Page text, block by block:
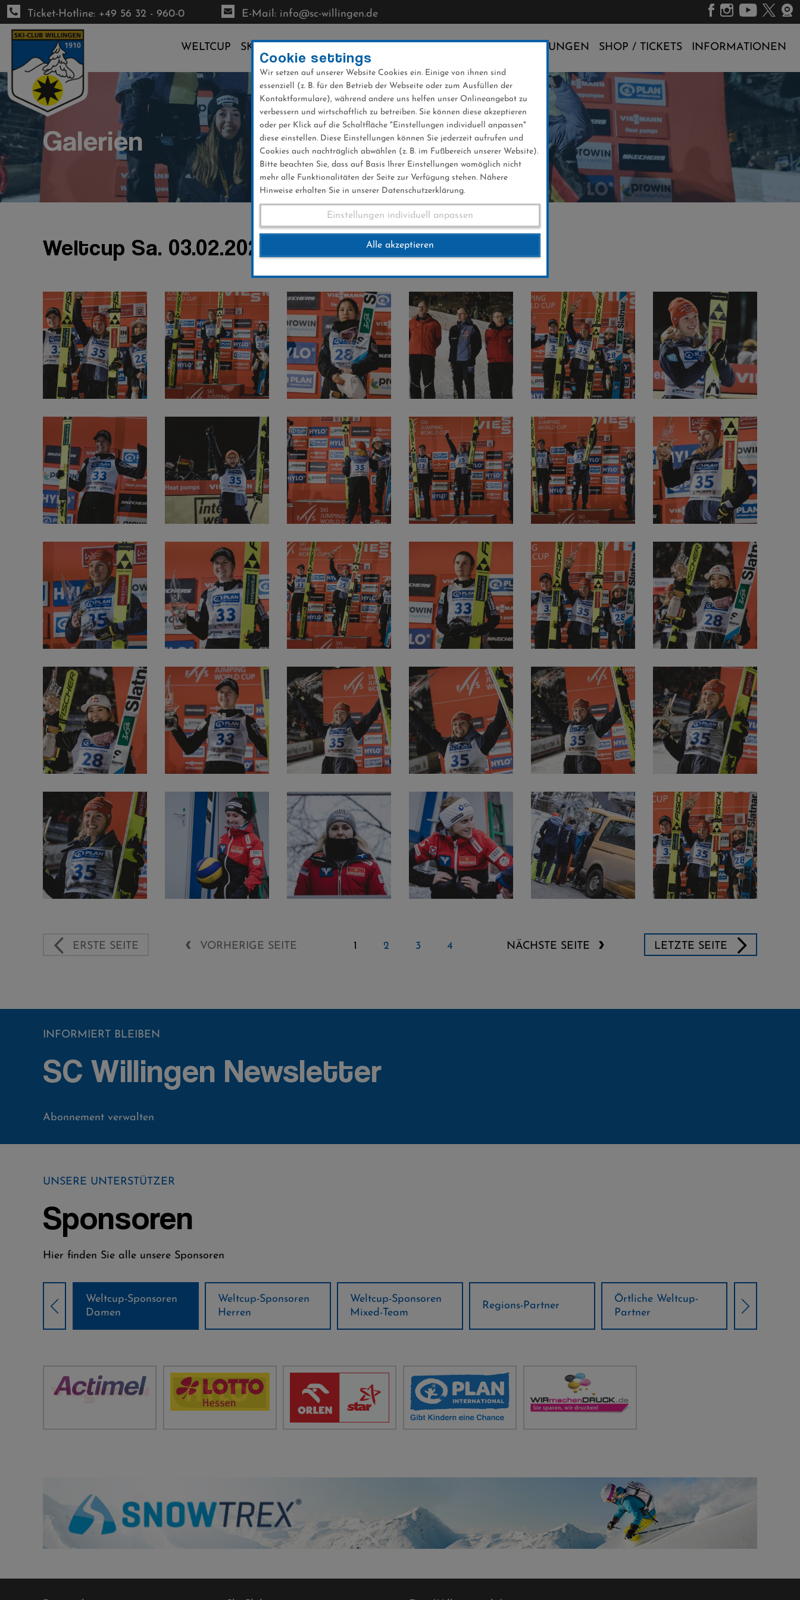
Direkt
zum
Ticket-Hotline: +49 56 32 - 960-0 E-Mail: info@sc-willingen.de
WELTCUP SKI-CLUB VERANSTALTUNGEN SHOP / TICKETS INFORMATIONEN
Galerien
Weltcup Sa. 03.02.2023 (Frauen)
ERSTE SEITE VORHERIGE SEITE 1 2 3 4 NÄCHSTE SEITE LETZTE SEITE
Cookie settings
Wir setzen auf unserer Website Cookies ein. Einige von ihnen sind
essenziell (z. B. für den Betrieb der Webseite oder zum Ausfüllen der
Kontaktformulare), während andere uns helfen unser Onlineangebot zu
verbessern und wirtschaftlich zu betreiben. Sie können diese akzeptieren
oder per Klick auf die Schaltfläche "Einstellungen individuell anpassen"
diese einstellen. Diese Einstellungen können Sie jederzeit aufrufen und
Cookies auch nachträglich abwählen (z. B. im Fußbereich unserer Website).
Bitte beachten Sie, dass auf Basis Ihrer Einstellungen womöglich nicht
mehr alle Funktionalitäten der Seite zur Verfügung stehen. Nähere
Hinweise erhalten Sie in unserer Datenschutzerklärung.
Einstellungen individuell anpassen
Alle akzeptieren
INFORMIERT BLEIBEN
SC Willingen Newsletter
Abonnement verwalten
UNSERE UNTERSTÜTZER
Sponsoren
Hier finden Sie alle unsere Sponsoren
Weltcup-Sponsoren
Damen
Weltcup-Sponsoren
Herren
Weltcup-Sponsoren
Mixed-Team
Regions-Partner
Örtliche Weltcup-
Partner
Klima